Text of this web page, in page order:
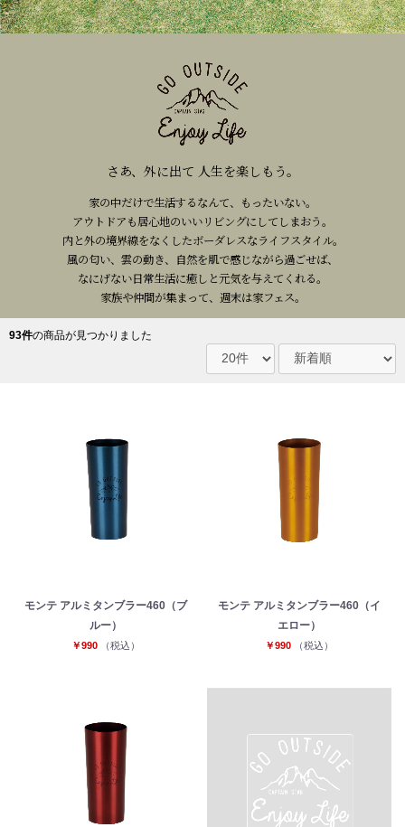
さあ、外に出て 人生を楽しもう。
家の中だけで生活するなんて、もったいない。
アウトドアも居心地のいいリビングにしてしまおう。
内と外の境界線をなくしたボーダレスなライフスタイル。
風の匂い、雲の動き、自然を肌で感じながら過ごせば、
なにげない日常生活に癒しと元気を与えてくれる。
家族や仲間が集まって、週末は家フェス。
93件の商品が見つかりました
モンテ アルミタンブラー460（ブ
ルー）
￥990 （税込）
モンテ アルミタンブラー460（イ
エロー）
￥990 （税込）